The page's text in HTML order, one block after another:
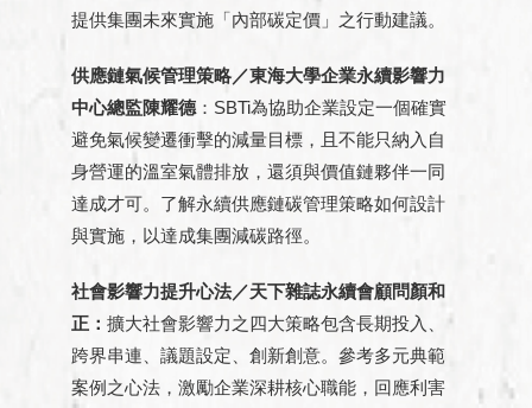
提供集團未來實施「內部碳定價」之行動建議。
供應鏈氣候管理策略／東海大學企業永續影響力
中心總監陳耀德：SBTi為協助企業設定一個確實
避免氣候變遷衝擊的減量目標，且不能只納入自
身營運的溫室氣體排放，還須與價值鏈夥伴一同
達成才可。了解永續供應鏈碳管理策略如何設計
與實施，以達成集團減碳路徑。
社會影響力提升心法／天下雜誌永續會顧問顏和
正： 擴大社會影響力之四大策略包含長期投入、
跨界串連、議題設定、創新創意。參考多元典範
案例之心法，激勵企業深耕核心職能，回應利害